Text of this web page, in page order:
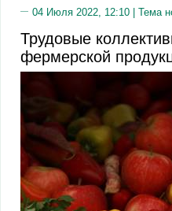
04 Июля 2022, 12:10 | Тема
Трудовые
фермерской